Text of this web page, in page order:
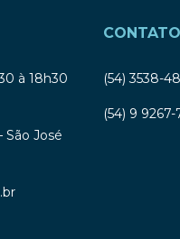
à 18h30
São José
CONTATO
(54) 3538-
(54) 9 9267-